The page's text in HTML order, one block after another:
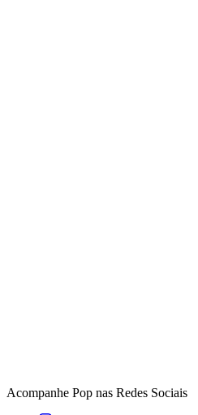
Acompanhe Pop nas Redes Sociais